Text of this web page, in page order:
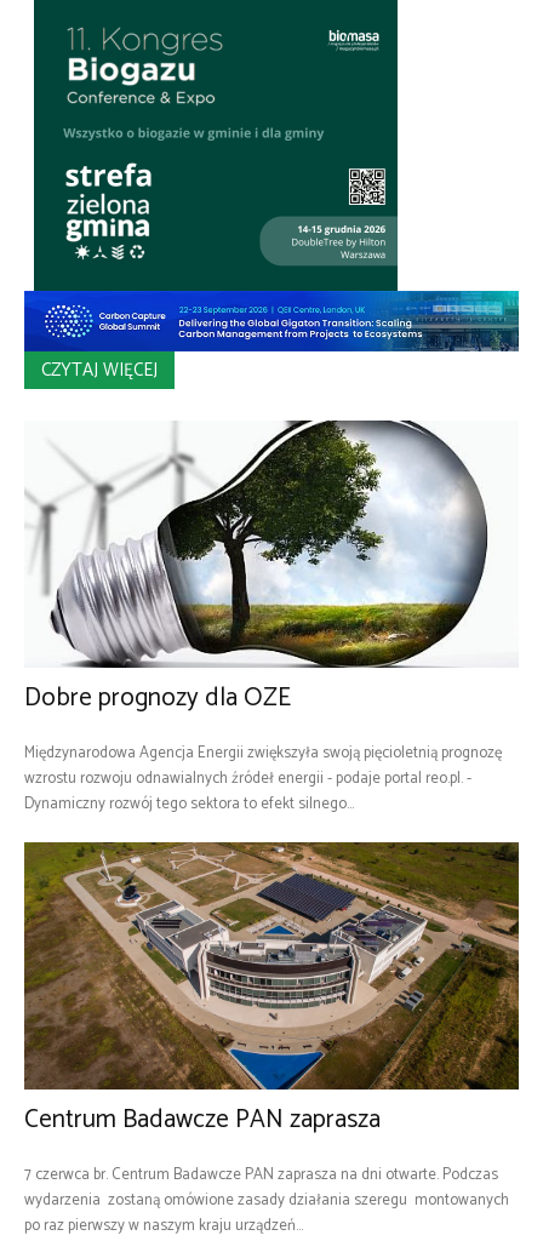
CZYTAJ WIĘCEJ
Dobre prognozy dla OZE
Międzynarodowa Agencja Energii zwiększyła swoją pięcioletnią prognozę
wzrostu rozwoju odnawialnych źródeł energii - podaje portal reo.pl. -
Dynamiczny rozwój tego sektora to efekt silnego...
Centrum Badawcze PAN zaprasza
7 czerwca br. Centrum Badawcze PAN zaprasza na dni otwarte. Podczas
wydarzenia zostaną omówione zasady działania szeregu montowanych
po raz pierwszy w naszym kraju urządzeń...